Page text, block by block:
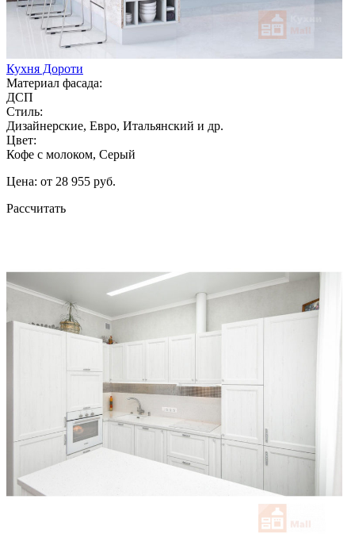
Кухня Дороти
Материал фасада:
ДСП
Стиль:
Дизайнерские, Евро, Итальянский и др.
Цвет:
Кофе с молоком, Серый
Цена: от 28 955 руб.
Рассчитать